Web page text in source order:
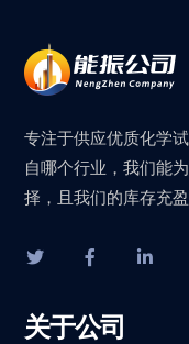
专注于供应优质化学
自哪个行业，我们能
择，且我们的库存充
关于公司